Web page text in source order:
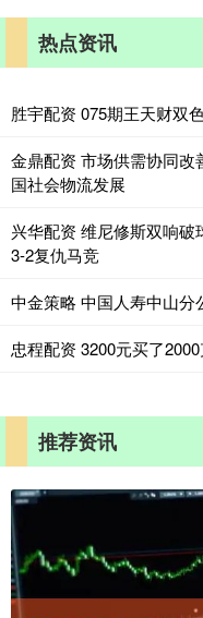
热点资讯
胜宇配资 075期王天财双
金鼎配资 市场供需协同
国社会物流发展
兴华配资 维尼修斯双响
3-2复仇马竞
中金策略 中国人寿中山
忠程配资 3200元买了
推荐资讯